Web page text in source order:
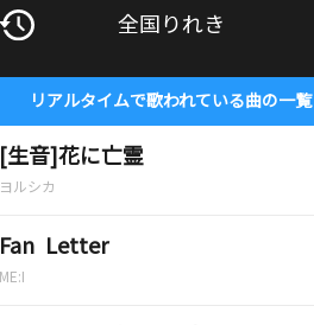
全国りれき
リアルタイムで歌われている曲の一覧
[生音]花に亡霊
ヨルシカ
Fan Letter
ME:I